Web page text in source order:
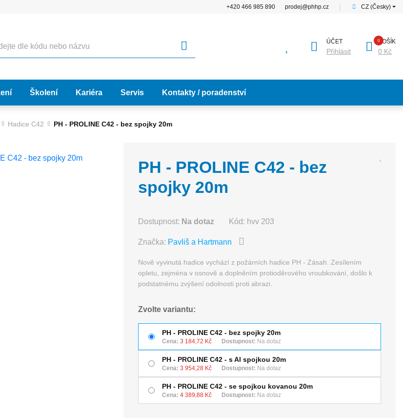
+420 466 985 890 prodej@phhp.cz CZ (Česky)
ÚČET
Přihlásit
KOŠÍK
0 Kč
Školení Kariéra Servis Kontakty / poradenství
Hadice C42 PH - PROLINE C42 - bez spojky 20m
PH - PROLINE C42 - bez
spojky 20m
Dostupnost: Na dotaz Kód: hvv 203
Značka: Pavliš a Hartmann
Nově vyvinutá hadice vychází z požárních hadice PH - Zásah. Zesílením
opletu, zejména v osnově a doplněním protioděrového vroubkování, došlo k
podstatnému zvýšení odolnosti proti abrazi.
Zvolte variantu:
PH - PROLINE C42 - bez spojky 20m
Cena: 3 184,72 Kč Dostupnost: Na dotaz
PH - PROLINE C42 - s Al spojkou 20m
Cena: 3 954,28 Kč Dostupnost: Na dotaz
PH - PROLINE C42 - se spojkou kovanou 20m
Cena: 4 389,88 Kč Dostupnost: Na dotaz